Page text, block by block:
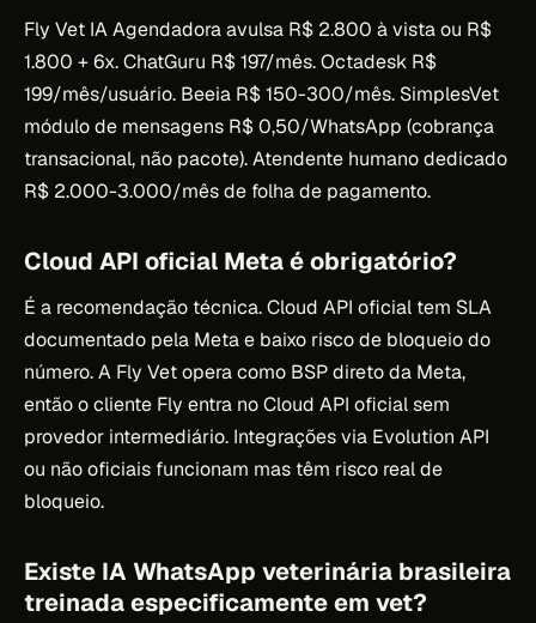
Fly Vet IA Agendadora avulsa R$ 2.800 à vista ou R$
1.800 + 6x. ChatGuru R$ 197/mês. Octadesk R$
199/mês/usuário. Beeia R$ 150-300/mês. SimplesVet
módulo de mensagens R$ 0,50/WhatsApp (cobrança
transacional, não pacote). Atendente humano dedicado
R$ 2.000-3.000/mês de folha de pagamento.
Cloud API oficial Meta é obrigatório?
É a recomendação técnica. Cloud API oficial tem SLA
documentado pela Meta e baixo risco de bloqueio do
número. A Fly Vet opera como BSP direto da Meta,
então o cliente Fly entra no Cloud API oficial sem
provedor intermediário. Integrações via Evolution API
ou não oficiais funcionam mas têm risco real de
bloqueio.
Existe IA WhatsApp veterinária brasileira
treinada especificamente em vet?